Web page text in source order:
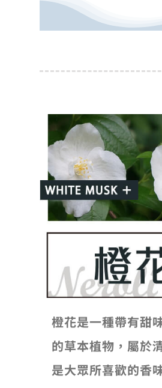
橙花是一種帶有甜
的草本植物，屬於
是大眾所喜歡的香